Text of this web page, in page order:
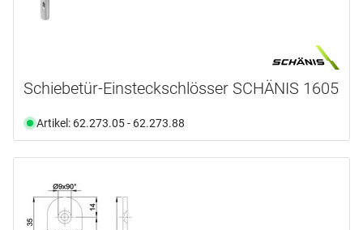
Schiebetür-Einsteckschlösser SCHÄNIS 1605
Artikel: 62.273.05 - 62.273.88